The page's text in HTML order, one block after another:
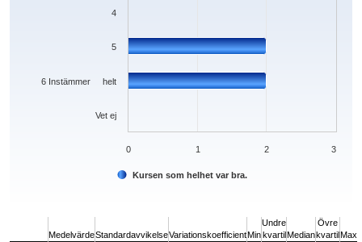
Kursen som helhet var bra.
Vet ej
6 Instämmer helt
5
4
0 1 2 3
MedelvärdeStandardavvikelseVariationskoefficientMin
Undre
kvartil Median
Övre
kvartil Max